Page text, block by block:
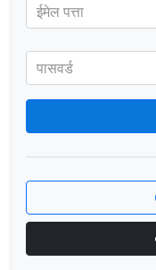
ईमेल पत्ता
पासवर्ड